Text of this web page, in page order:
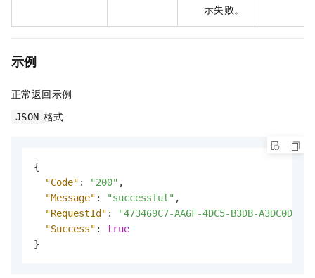
示失败。
示例
正常返回示例
JSON 格式
{
"Code" : "200" ,
"Message" : "successful" ,
"RequestId" :
"473469C7-AA6F-4DC5-B3DB-
"Success" :
true
}